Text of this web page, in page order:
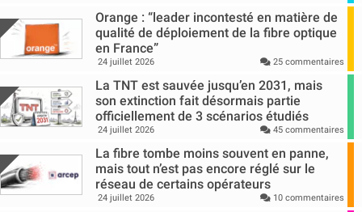
Orange : “leader incontesté en matière de
qualité de déploiement de la fibre optique
en France”
24 juillet 2026 25 commentaires
La TNT est sauvée jusqu’en 2031, mais
son extinction fait désormais partie
officiellement de 3 scénarios étudiés
24 juillet 2026 45 commentaires
La fibre tombe moins souvent en panne,
mais tout n’est pas encore réglé sur le
réseau de certains opérateurs
24 juillet 2026 10 commentaires